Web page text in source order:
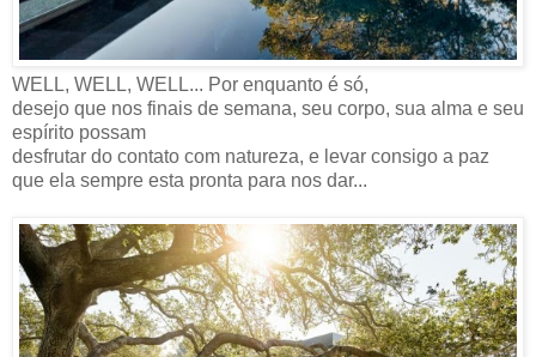
WELL, WELL, WELL... Por enquanto é só,
desejo que nos finais de semana, seu corpo, sua alma e seu
espírito possam
desfrutar do contato com natureza, e levar consigo a paz
que ela sempre esta pronta para nos dar...